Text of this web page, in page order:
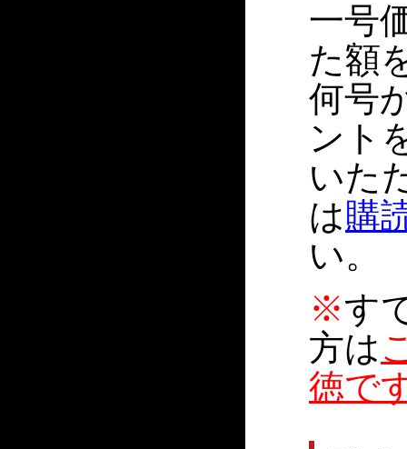
一号
た額
何号
ント
いた
は購
い。
※す
方は
徳で